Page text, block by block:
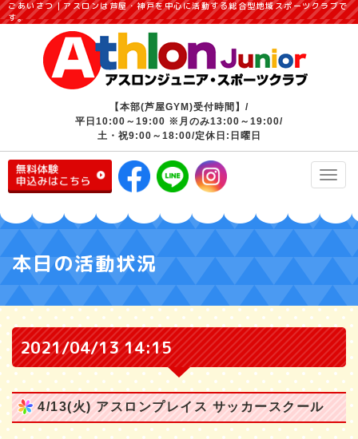
ごあいさつ｜アスロンは芦屋・神戸を中心に活動する総合型地域スポーツクラブで
す。
【本部(芦屋GYM)受付時間】/
平日10:00～19:00 ※月のみ13:00～19:00/
土・祝9:00～18:00/定休日:日曜日
本日の活動状況
2021/04/13 14:15
4/13(火) アスロンプレイス サッカースクール